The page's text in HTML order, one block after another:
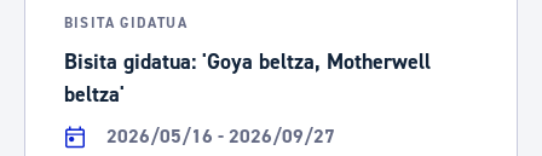
BISITA GIDATUA
Bisita gidatua: 'Goya beltza, Motherwell
beltza'
2026/05/16 - 2026/09/27